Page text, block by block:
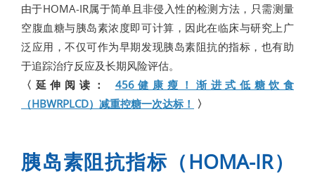
由于HOMA-IR属于简单且非侵入性的检测方法，只需测量
空腹血糖与胰岛素浓度即可计算，因此在临床与研究上广
泛应用，不仅可作为早期发现胰岛素阻抗的指标，也有助
于追踪治疗反应及长期风险评估。
〈延伸阅读： 456健康瘦！渐进式低糖饮食
（HBWRPLCD）减重控糖一次达标！ 〉
胰岛素阻抗指标（HOMA-IR）